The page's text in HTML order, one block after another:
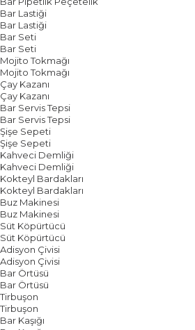
Bar Lastiği
Bar Lastiği
Bar Seti
Bar Seti
Mojito Tokmağı
Mojito Tokmağı
Çay Kazanı
Çay Kazanı
Bar Servis Tepsi
Bar Servis Tepsi
Şişe Sepeti
Şişe Sepeti
Kahveci Demliği
Kahveci Demliği
Kokteyl Bardakları
Kokteyl Bardakları
Buz Makinesi
Buz Makinesi
Süt Köpürtücü
Süt Köpürtücü
Adisyon Çivisi
Adisyon Çivisi
Bar Örtüsü
Bar Örtüsü
Tirbuşon
Tirbuşon
Bar Kaşığı